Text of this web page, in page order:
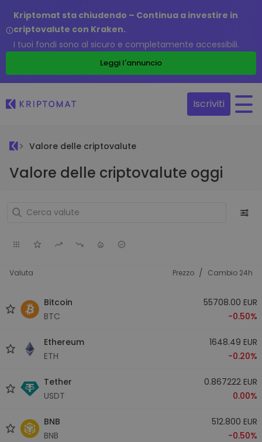
Kriptomat sta chiudendo – Continua a investire in
criptovalute con Kraken.
I tuoi fondi sono al sicuro e completamente accessibili.
Leggi l'annuncio
Iscriviti
Valore delle criptovalute
Valore delle criptovalute oggi
Valuta Prezzo / Cambio 24h
Bitcoin
BTC
55708.00 EUR
-0.50%
Ethereum
ETH
1648.49 EUR
-0.20%
Tether
USDT
0.867222 EUR
0.00%
BNB
BNB
512.800 EUR
-0.50%